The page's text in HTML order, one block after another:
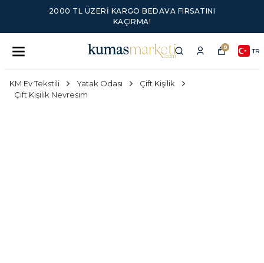
2000 TL ÜZERI KARGO BEDAVA FIRSATINI
KAÇIRMA!
0 TR
KM Ev Tekstili Yatak Odası
Çift Kişilik
Çift Kişilik Nevresim